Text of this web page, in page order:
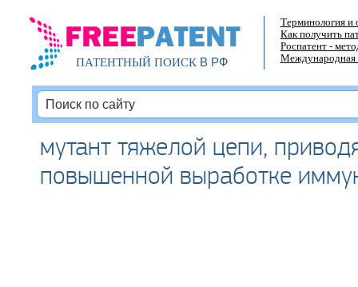
ПАТЕНТНЫЙ ПОИСКВ РФ
Терминология и
Как получить
Роспатент -
Международная
мутант тяжелой цепи,
повышенной выработке